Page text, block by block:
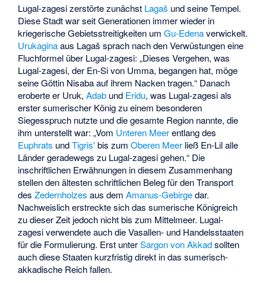
Lugal-zagesi zerstörte zunächst Lagaš und seine Tempel.
Diese Stadt war seit Generationen immer wieder in
kriegerische Gebietsstreitigkeiten umGu-Edenaverwickelt.
Urukaginaaus Lagaš sprach nach den Verwüstungen eine
Fluchformel über Lugal-zagesi: „Dieses Vergehen, was
Lugal-zagesi, der En-Si von Umma, begangen hat, möge
seine Göttin Nisaba auf ihrem Nacken tragen.“ Danach
eroberte er Uruk,Adab und Eridu, was Lugal-zagesi als
erster sumerischer König zu einem besonderen
Siegesspruch nutzte und die gesamte Region nannte, die
ihm unterstellt war: „Vom Unteren Meerentlang des
Euphrats undTigris'bis zumOberen Meer ließ En-Lil alle
Länder geradewegs zu Lugal-zagesi gehen.“ Die
inschriftlichen Erwähnungen in diesem Zusammenhang
stellen den ältesten schriftlichen Beleg für den Transport
desZedernholzes aus demAmanus-Gebirgedar.
Nachweislich erstreckte sich das sumerische Königreich
zu dieser Zeit jedoch nicht bis zum Mittelmeer. Lugal-
zagesi verwendete auch die Vasallen- und Handelsstaaten
für die Formulierung. Erst unterSargon von Akkadsollten
auch diese Staaten kurzfristig direkt in das sumerisch-
akkadische Reich fallen.